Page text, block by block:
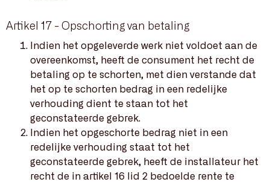
Artikel 17 - Opschorting van betaling
Indien het opgeleverde werk niet voldoet aan de
overeenkomst, heeft de consument het recht de
betaling op te schorten, met dien verstande dat
het op te schorten bedrag in een redelijke
verhouding dient te staan tot het
geconstateerde gebrek.
Indien het opgeschorte bedrag niet in een
redelijke verhouding staat tot het
geconstateerde gebrek, heeft de installateur het
recht de in artikel 16 lid 2 bedoelde rente te